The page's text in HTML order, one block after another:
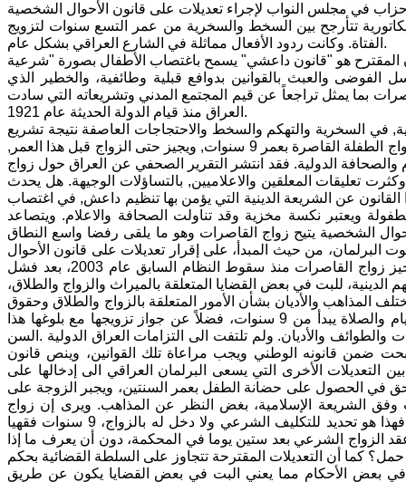
تتأرجح بين السخط والسخرية من عمر التسع سنوات لتزويج
الفتاة. وكانت ردود الأفعال مماثلة في الشارع العراقي بشكل عام.
والعبث بالقوانين بدوافع قبلية وطائفية، والخطير الذي
بما يمثل تراجعاً عن قيم المجتمع المدني وتشريعاته التي سادت
العراق منذ قيام الدولة الحديثة عام 1921.
في السخرية والتهكم والسخط والاحتجاجات العاصفة نتيجة تشريع
التعديل لقانون الاحوال الشخصية الجديد, الذي اقره البرلمان العراقي مؤخرا, ويبح زواج الطفلة القاصرة بعمر 9 سنوات, ويجيز حتى الزواج قبل هذا العمر,
والصحافة الدولية. فقد انتشر التقرير الصحفي عن العراق حول زواج
, وكثرت تعليقات المعلقين والاعلاميين, بالتساؤلات الوجيهة. هل يحدث
عن الشريعة الدينية التي يؤمن بها تنظيم داعش, في اغتصاب
ويعتبر نكسة مخزية وقد تناولت الصحافة والاعلام. ويتصاعد
الشخصية يتيح زواج القاصرات وهو ما يلقى رفضا واسع النطاق
من حيث المبدأ، على إقرار تعديلات على قانون الأحوال
الشخصية رقم 188 لعام 1959، وهو مسعى يمثل المحاولة الثالثة لتمرير قانون يجيز زواج القاصرات منذ سقوط النظام السابق عام 2003، بعد فشل
الدينية، للبت في بعض القضايا المتعلقة بالميراث والزواج والطلاق،
بزواج القاصرات في سن يمكن ان يصل إلى 9 سنوات. وتختلف المذاهب والأديان بشأن الأمور المتعلقة بالزواج والطلاق وحقوق
كل من الجانبين. فهناك من يعتبر أن سن تكليف المرأة بالواجبات الدينية مثل الصيام والصلاة يبدأ من 9 سنوات، فضلاً عن جواز تزويجها مع بلوغها هذا
السن.‎ وهذه التعديلات المطروحة تحمل خطورة كبيرة كونها لم تراع أن البلد متعدد القوميات والطوائف والأديان. ولم تلتفت الى التزامات العراق الدولية
ضمن قانونه الوطني ويجب مراعاة تلك القوانين، وينص قانون
على عدم جواز زواج الفتيات دون سن الـ18 عاما. ومن بين التعديلات الأخرى التي يسعى البرلمان العراقي الى إدخالها على
في الحصول على حضانة الطفل بعمر السنتين، ويجبر الزوجة على
الشريعة الإسلامية، بغض النظر عن المذاهب. ويرى إن زواج
القاصرات مرفوض، ومن يقول إن هناك في الشريعة تحديداً لعمر الفتيات للزواج، فهذا هو تحديد للتكليف الشرعي ولا دخل له بالزواج، 9 سنوات فقهيا
الزواج الشرعي بعد ستين يوما في المحكمة، دون أن يعرف ما إذا
كما أن التعديلات المقترحة تتجاوز على السلطة القضائية بحكم
بعض الأحكام مما يعني البت في بعض القضايا يكون عن طريق